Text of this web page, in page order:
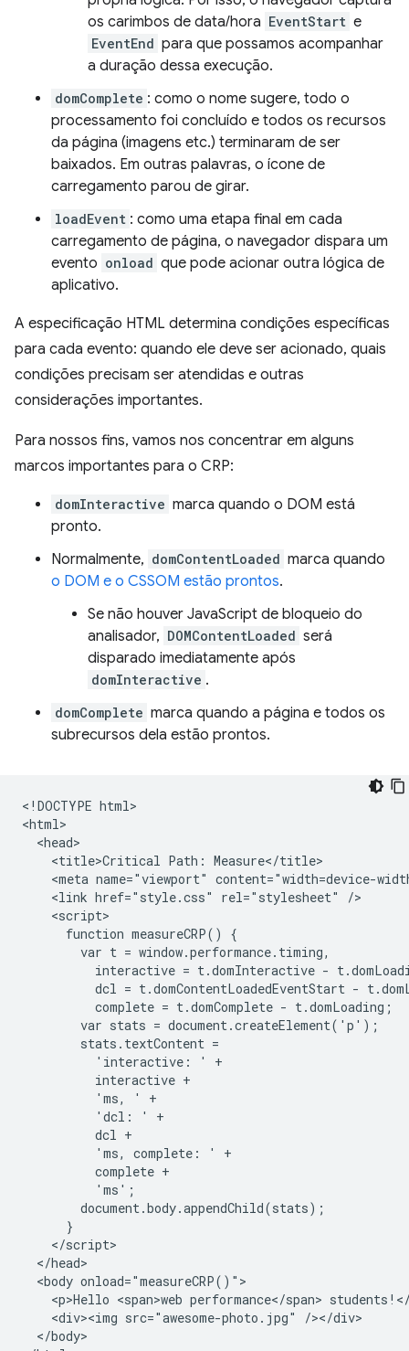
os carimbos de data/hora EventStart e
EventEnd para que possamos acompanhar
a duração dessa execução.
domComplete : como o nome sugere, todo o
processamento foi concluído e todos os recursos
da página (imagens etc.) terminaram de ser
baixados. Em outras palavras, o ícone de
carregamento parou de girar.
loadEvent : como uma etapa final em cada
carregamento de página, o navegador dispara um
evento onload que pode acionar outra lógica de
aplicativo.
A especificação HTML determina condições específicas
para cada evento: quando ele deve ser acionado, quais
condições precisam ser atendidas e outras
considerações importantes.
Para nossos fins, vamos nos concentrar em alguns
marcos importantes para o CRP:
domInteractive marca quando o DOM está
pronto.
Normalmente, domContentLoaded marca quando
o DOM e o CSSOM estão prontos.
Se não houver JavaScript de bloqueio do
analisador, DOMContentLoaded será
disparado imediatamente após
domInteractive .
domComplete marca quando a página e todos os
subrecursos dela estão prontos.
<!DOCTYPE html>
<html>
  <head>
    <title>Critical Path: Measure</title>
<meta name="viewport" content="width=device-
    <link href="style.css" rel="stylesheet" />
    <script>
      function measureCRP() {
        var t = window.performance.timing,
interactive = t.domInteractive -
dcl = t.domContentLoadedEventStart -
          complete = t.domComplete - t.domLoading;
        var stats = document.createElement('p');
        stats.textContent =
          'interactive: ' +
          interactive +
          'ms, ' +
          'dcl: ' +
          dcl +
          'ms, complete: ' +
          complete +
          'ms';
        document.body.appendChild(stats);
      }
    </script>
  </head>
  <body onload="measureCRP()">
<p>Hello <span>web performance</span>
    <div><img src="awesome-photo.jpg" /></div>
  </body>